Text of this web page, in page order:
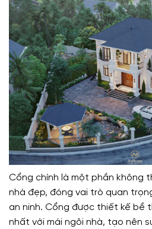
Cổng chính là một phần không
nhà đẹp, đóng vai trò quan
an ninh. Cổng được thiết kế bề
nhất với mái ngôi nhà, tạo nên